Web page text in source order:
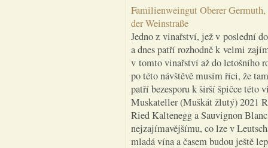
Familienweingut Oberer
der Weinstraße
Jedno z vinařství, jež v poslední
a dnes patří rozhodně k velmi
v tomto vinařství až do letošního
po této návštěvě musím říci, že
patří bezesporu k širší špičce této
Muskateller (Muškát žlutý) 2021
Ried Kaltenegg a Sauvignon
nejzajímavějšímu, co lze v
mladá vína a časem budou ještě